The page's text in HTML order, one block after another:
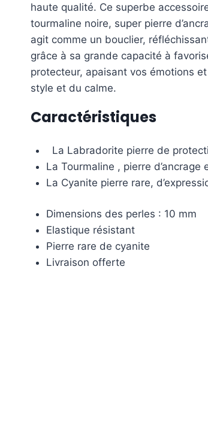
haute qualité. Ce superbe
tourmaline noire, super pierre
agit comme un bouclier,
grâce à sa grande capacité à
protecteur, apaisant vos émotions
style et du calme.
Caractéristiques
La Labradorite pierre de
La Tourmaline , pierre
La Cyanite pierre rare,
Dimensions des perles : 10 mm
Elastique résistant
Pierre rare de cyanite
Livraison offerte